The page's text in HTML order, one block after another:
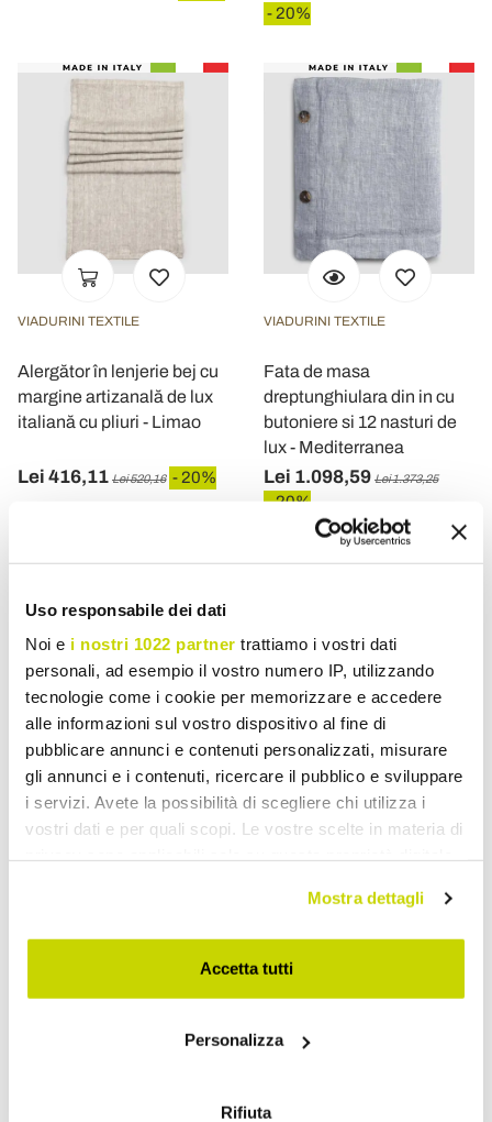
Uso responsabile dei dati
Noi e i nostri 1022 partner trattiamo i vostri dati
personali, ad esempio il vostro numero IP, utilizzando
tecnologie come i cookie per memorizzare e accedere
alle informazioni sul vostro dispositivo al fine di
pubblicare annunci e contenuti personalizzati, misurare
gli annunci e i contenuti, ricercare il pubblico e sviluppare
i servizi. Avete la possibilità di scegliere chi utilizza i
vostri dati e per quali scopi. Le vostre scelte in materia di
modificare o revocare il proprio consenso in qualsiasi
momento dalla Dichiarazione sui cookie o facendo clic
sull'icona di attivazione della privacy.
raccogliere informazioni sulla tua posizione
Mostra dettagli
Accetta tutti
Personalizza
Rifiuta
- 20%
VIADURINI TEXTILE
Alergător în lenjerie bej cu
margine artizanală de lux
italiană cu pliuri - Limao
Lei 416,11 Lei 520,16 - 20%
VIADURINI TEXTILE
Fata de masa
dreptunghiulara din in cu
butoniere si 12 nasturi de
lux - Mediterranea
Lei 1.098,59 Lei 1.373,25
- 20%
VIADURINI TEXTILE
Fata de masa din in
Mediterranea
VIADURINI TEXTILE
Feță de masă modulară în
butoniere și 10 butoane -
Mediterranea
Lei 940,46